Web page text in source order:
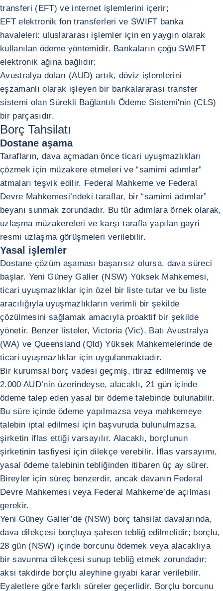
transferi (EFT) ve internet işlemlerini içerir;
EFT elektronik fon transferleri ve SWIFT banka
havaleleri: uluslararası işlemler için en yaygın olarak
kullanılan ödeme yöntemidir. Bankaların çoğu SWIFT
elektronik ağına bağlıdır;
Avustralya doları (AUD) artık, döviz işlemlerini
eşzamanlı olarak işleyen bir bankalararası transfer
sistemi olan Sürekli Bağlantılı Ödeme Sistemi'nin (CLS)
bir parçasıdır.
Borç Tahsilatı
Dostane aşama
Tarafların, dava açmadan önce ticari uyuşmazlıkları
çözmek için müzakere etmeleri ve “samimi adımlar”
atmaları teşvik edilir. Federal Mahkeme ve Federal
Devre Mahkemesi’ndeki taraflar, bir “samimi adımlar”
beyanı sunmak zorundadır. Bu tür adımlara örnek olarak,
uzlaşma müzakereleri ve karşı tarafla yapılan gayri
resmi uzlaşma görüşmeleri verilebilir.
Yasal işlemler
Dostane çözüm aşaması başarısız olursa, dava süreci
başlar. Yeni Güney Galler (NSW) Yüksek Mahkemesi,
ticari uyuşmazlıklar için özel bir liste tutar ve bu liste
aracılığıyla uyuşmazlıkların verimli bir şekilde
çözülmesini sağlamak amacıyla proaktif bir şekilde
yönetir. Benzer listeler, Victoria (Vic), Batı Avustralya
(WA) ve Queensland (Qld) Yüksek Mahkemelerinde de
ticari uyuşmazlıklar için uygulanmaktadır.
Bir kurumsal borç vadesi geçmiş, itiraz edilmemiş ve
2.000 AUD’nin üzerindeyse, alacaklı, 21 gün içinde
ödeme talep eden yasal bir ödeme talebinde bulunabilir.
Bu süre içinde ödeme yapılmazsa veya mahkemeye
talebin iptal edilmesi için başvuruda bulunulmazsa,
şirketin iflas ettiği varsayılır. Alacaklı, borçlunun
şirketinin tasfiyesi için dilekçe verebilir. İflas varsayımı,
yasal ödeme talebinin tebliğinden itibaren üç ay sürer.
Bireyler için süreç benzerdir, ancak davanın Federal
Devre Mahkemesi veya Federal Mahkeme’de açılması
gerekir.
Yeni Güney Galler’de (NSW) borç tahsilat davalarında,
dava dilekçesi borçluya şahsen tebliğ edilmelidir; borçlu,
28 gün (NSW) içinde borcunu ödemek veya alacaklıya
bir savunma dilekçesi sunup tebliğ etmek zorundadır;
aksi takdirde borçlu aleyhine gıyabi karar verilebilir.
Eyaletlere göre farklı süreler geçerlidir. Borçlu borcunu